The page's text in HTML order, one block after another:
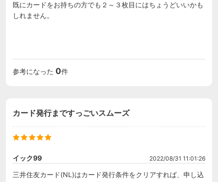
既にカードをお持ちの方でも２～３枚目にはちょうどいいかも
しれません。
参考になった 0件
カード発行まですっごいスムーズ
イック99 2022/08/31 11:01:26
三井住友カード(NL)はカード発行条件をクリアすれば、申し込